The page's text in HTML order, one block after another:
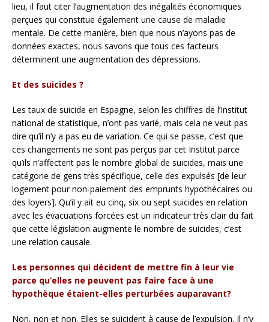
lieu, il faut citer l’augmentation des inégalités économiques
perçues qui constitue également une cause de maladie
mentale. De cette manière, bien que nous n’ayons pas de
données exactes, nous savons que tous ces facteurs
déterminent une augmentation des dépressions.
Et des suicides ?
Les taux de suicide en Espagne, selon les chiffres de l’Institut
national de statistique, n’ont pas varié, mais cela ne veut pas
dire qu’il n’y a pas eu de variation. Ce qui se passe, c’est que
ces changements ne sont pas perçus par cet Institut parce
qu’ils n’affectent pas le nombre global de suicides, mais une
catégorie de gens très spécifique, celle des expulsés [de leur
logement pour non-paiement des emprunts hypothécaires ou
des loyers]. Qu’il y ait eu cinq, six ou sept suicides en relation
avec les évacuations forcées est un indicateur très clair du fait
que cette législation augmente le nombre de suicides, c’est
une relation causale.
Les personnes qui décident de mettre fin à leur vie
parce qu’elles ne peuvent pas faire face à une
hypothèque étaient-elles perturbées auparavant?
Non, non et non. Elles se suicident à cause de l’expulsion. Il n’y